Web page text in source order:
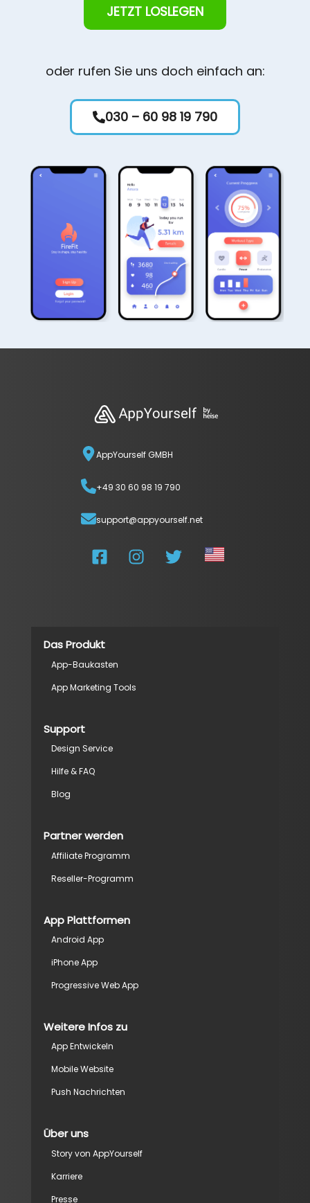
JETZT LOSLEGEN
oder rufen Sie uns doch einfach an:
030 – 60 98 19 790
AppYourself GMBH
+49 30 60 98 19 790
support@appyourself.net
Das Produkt
App-Baukasten
App Marketing Tools
Support
Design Service
Hilfe & FAQ
Blog
Partner werden
Affiliate Programm
Reseller-Programm
App Plattformen
Android App
iPhone App
Progressive Web App
Weitere Infos zu
App Entwickeln
Mobile Website
Push Nachrichten
Über uns
Story von AppYourself
Karriere
Presse